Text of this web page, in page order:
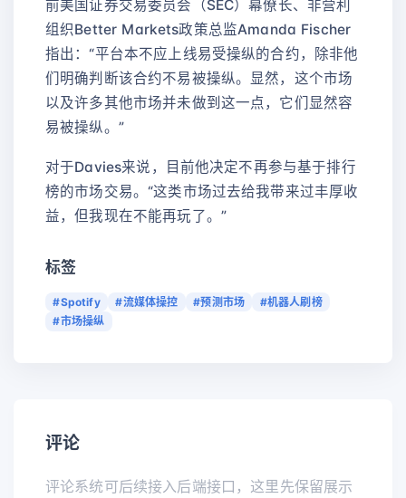
前美国证券交易委员会（SEC）幕僚长、非营利
组织Better Markets政策总监Amanda Fischer
指出：“平台本不应上线易受操纵的合约，除非他
们明确判断该合约不易被操纵。显然，这个市场
以及许多其他市场并未做到这一点，它们显然容
易被操纵。”
对于Davies来说，目前他决定不再参与基于排行
榜的市场交易。“这类市场过去给我带来过丰厚收
益，但我现在不能再玩了。”
标签
#Spotify #流媒体操控 #预测市场
#机器人刷榜
#市场操纵
评论
评论系统可后续接入后端接口，这里先保留展示